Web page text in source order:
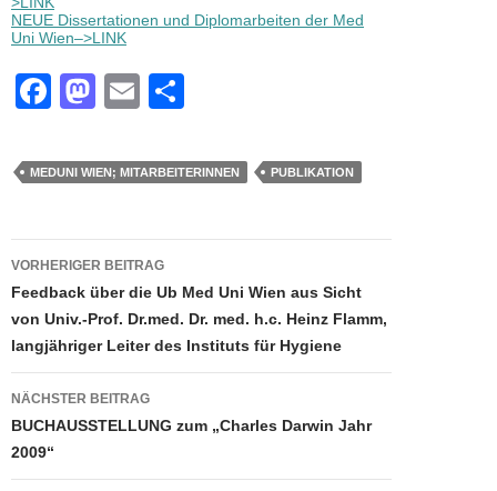
NEUE Dissertationen und Diplomarbeiten der Med
Uni Wien–>LINK
F
c
b
o
o
k
M
st
d
o
n
E
ail e
MEDUNI WIEN; MITARBEITERINNEN PUBLIKATION
Beitragsnavigation
VORHERIGER BEITRAG
Feedback über die Ub Med Uni Wien aus Sicht
von Univ.-Prof. Dr.med. Dr. med. h.c. Heinz Flamm,
langjähriger Leiter des Instituts für Hygiene
NÄCHSTER BEITRAG
BUCHAUSSTELLUNG zum „Charles Darwin Jahr
2009“